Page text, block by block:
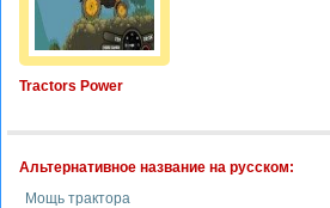
Tractors Power
Альтернативное название на русском:
Мощь трактора